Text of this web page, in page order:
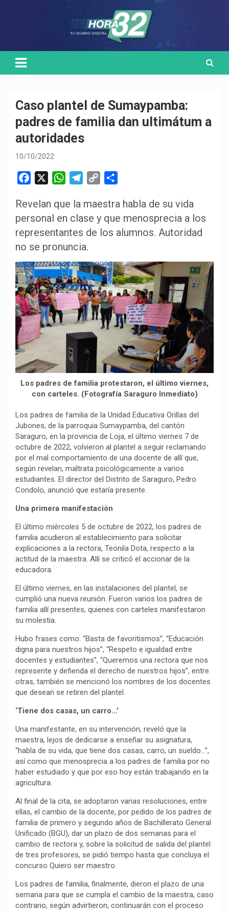
Caso plantel de Sumaypamba:
padres de familia dan ultimátum a
autoridades
10/10/2022
c
e
b
o
k
W
a
t
s
A
p
l
e
g
r
m
p
y
L
k
m
p
a
i
r
Revelan que la maestra habla de su vida
personal en clase y que menosprecia a los
representantes de los alumnos. Autoridad
no se pronuncia.
Los padres de familia protestaron, el último viernes,
con carteles. (Fotografía Saraguro Inmediato)
Los padres de familia de la Unidad Educativa Orillas del
Jubones, de la parroquia Sumaypamba, del cantón
Saraguro, en la provincia de Loja, el último viernes 7 de
octubre de 2022, volvieron al plantel a seguir reclamando
por el mal comportamiento de una docente de allí que,
según revelan, maltrata psicológicamente a varios
estudiantes. El director del Distrito de Saraguro, Pedro
Condolo, anunció que estaría presente.
Una primera manifestación
El último miércoles 5 de octubre de 2022, los padres de
familia acudieron al establecimiento para solicitar
explicaciones a la rectora, Teonila Dota, respecto a la
actitud de la maestra. Allí se criticó el accionar de la
educadora.
El último viernes, en las instalaciones del plantel, se
cumplió una nueva reunión. Fueron varios los padres de
familia allí presentes, quienes con carteles manifestaron
su molestia.
Hubo frases como: “Basta de favoritismos”, “Educación
digna para nuestros hijos”, “Respeto e igualdad entre
docentes y estudiantes”, “Queremos una rectora que nos
represente y defienda el derecho de nuestros hijos”, entre
otras, también se mencionó los nombres de los docentes
que desean se retiren del plantel.
‘Tiene dos casas, un carro…’
Una manifestante, en su intervención, reveló que la
maestra, lejos de dedicarse a enseñar su asignatura,
“habla de su vida, que tiene dos casas, carro, un sueldo…”,
así como que menosprecia a los padres de familia por no
haber estudiado y que por eso hoy están trabajando en la
agricultura.
Al final de la cita, se adoptaron varias resoluciones, entre
ellas, el cambio de la docente, por pedido de los padres de
familia de primero y segundo años de Bachillerato General
Unificado (BGU), dar un plazo de dos semanas para el
cambio de rectora y, sobre la solicitud de salida del plantel
de tres profesores, se pidió tiempo hasta que concluya el
concurso Quiero ser maestro.
Los padres de familia, finalmente, dieron el plazo de una
semana para que se cumpla el cambio de la maestra, caso
contrario, según advirtieron, continuarán con el proceso